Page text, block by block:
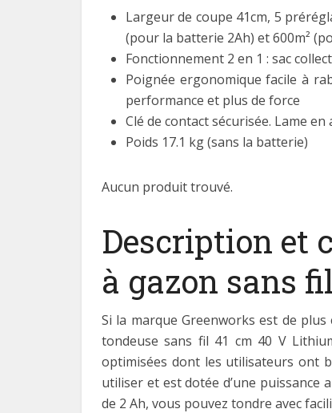
Largeur de coupe 41cm, 5
(pour la batterie 2Ah) et 600m²
Fonctionnement 2 en 1 : sac
Poignée ergonomique facile à
performance et plus de force
Clé de contact sécurisée. Lame
Poids 17.1 kg (sans la batterie)
Aucun produit trouvé.
Description et
à gazon sans
Si la marque Greenworks est de
tondeuse sans fil 41 cm 40 V
optimisées dont les utilisateurs ont
utiliser et est dotée d’une puissance
de 2 Ah, vous pouvez tondre avec